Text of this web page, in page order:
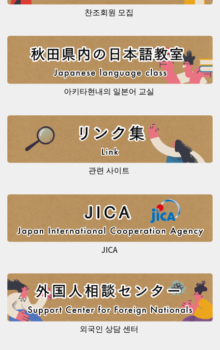
찬조회원 모집
아키타현내의 일본어 교실
관련 사이트
JICA
외국인 상담 센터